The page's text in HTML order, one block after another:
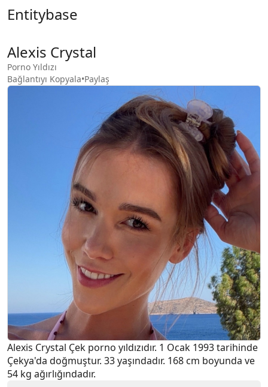
Entitybase
Alexis Crystal
Porno Yıldızı
Bağlantıyı Kopyala•Paylaş
Alexis Crystal Çek porno yıldızıdır. 1 Ocak 1993 tarihinde
Çekya'da doğmuştur. 33 yaşındadır. 168 cm boyunda ve
54 kg ağırlığındadır.